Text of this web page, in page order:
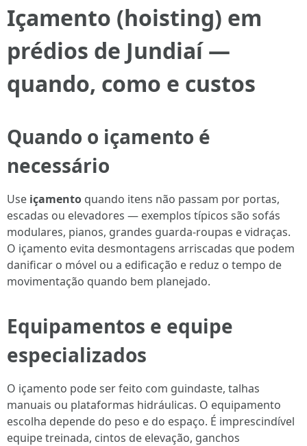
Içamento (hoisting) em
prédios de Jundiaí —
quando, como e custos
Quando o içamento é
necessário
Use içamento quando itens não passam por portas,
escadas ou elevadores — exemplos típicos são sofás
modulares, pianos, grandes guarda-roupas e vidraças.
O içamento evita desmontagens arriscadas que podem
danificar o móvel ou a edificação e reduz o tempo de
movimentação quando bem planejado.
Equipamentos e equipe
especializados
O içamento pode ser feito com guindaste, talhas
manuais ou plataformas hidráulicas. O equipamento
escolha depende do peso e do espaço. É imprescindível
equipe treinada, cintos de elevação, ganchos